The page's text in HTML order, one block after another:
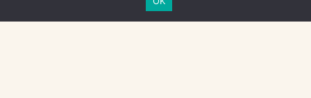
CENTRE NATIONAL DU LIVRE